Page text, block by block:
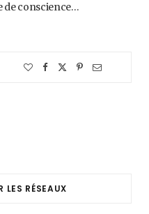
de conscience…
LES RÉSEAUX